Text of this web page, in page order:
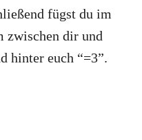
fügst du im
zwischen dir und
hinter euch “=3”.